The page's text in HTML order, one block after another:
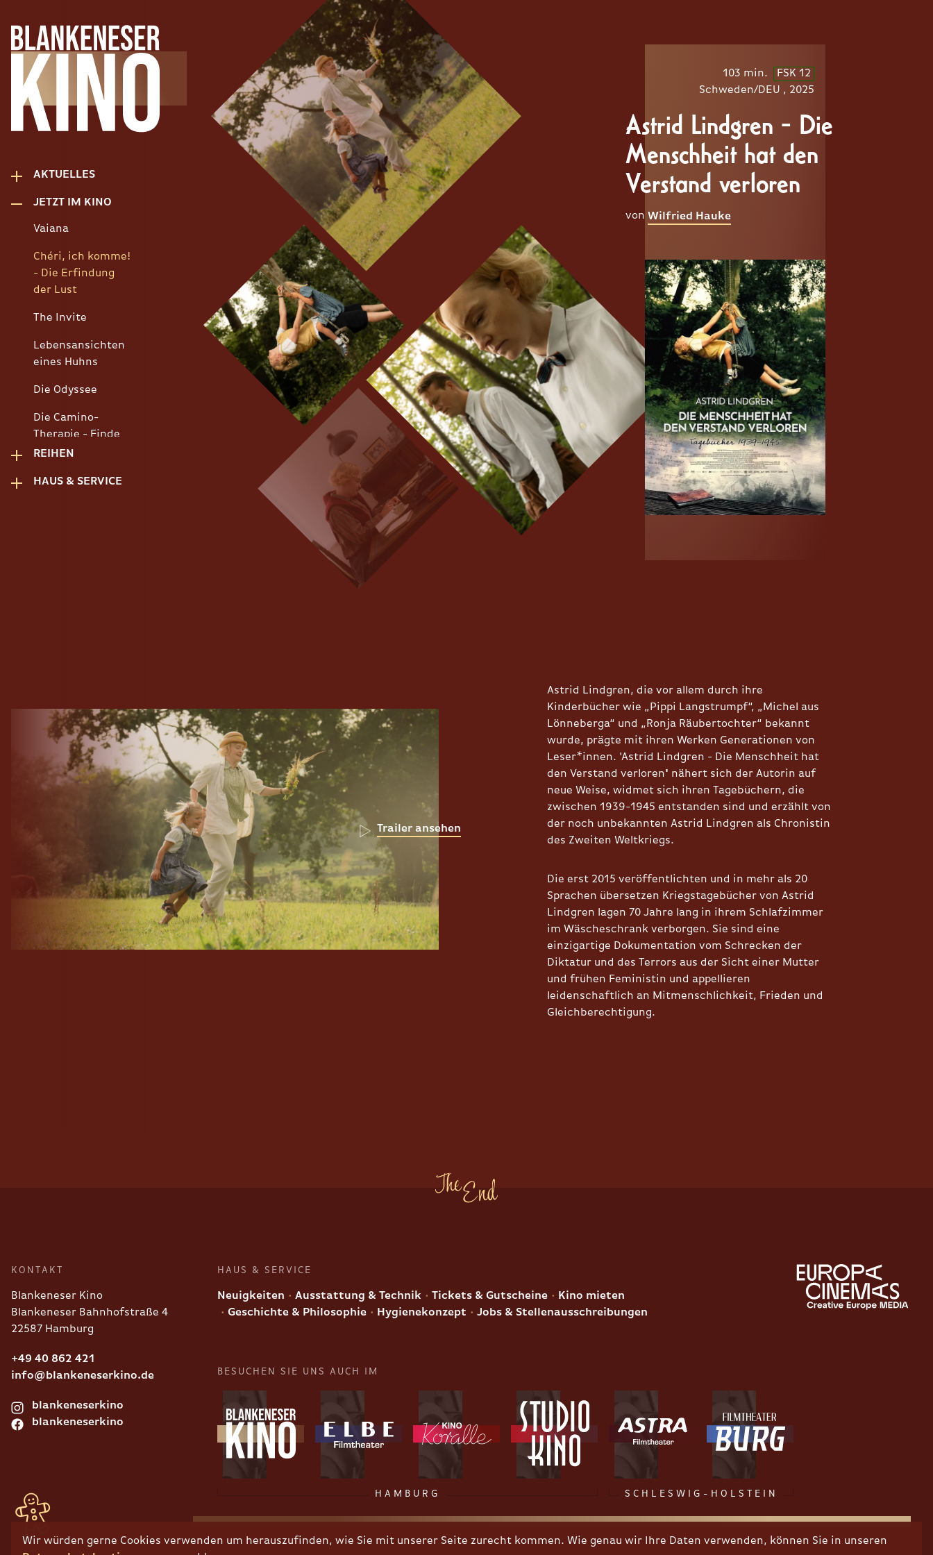
Wir würden gerne Cookies verwenden um herauszufinden, wie Sie mit unserer Seite zurecht kommen. Wie genau wir Ihre Daten verwenden, können Sie in unseren
AKTUELLES
JETZT IM KINO
Vaiana
Chéri, ich komme!
- Die Erfindung
der Lust
The Invite
Lebensansichten
eines Huhns
Die Odyssee
Die Camino-
Therapie - Finde
deinen Weg
Sneak Preview
REIHEN
HAUS & SERVICE
103 min.
FSK 12
Schweden/DEU , 2025
Astrid Lindgren - Die
Menschheit hat den
Verstand verloren
vonWilfried Hauke
Trailer ansehen
Astrid Lindgren, die vor allem durch ihre
Kinderbücher wie „Pippi Langstrumpf“, „Michel aus
Lönneberga“ und „Ronja Räubertochter“ bekannt
wurde, prägte mit ihren Werken Generationen von
Leser*innen. 'Astrid Lindgren - Die Menschheit hat
den Verstand verloren' nähert sich der Autorin auf
neue Weise, widmet sich ihren Tagebüchern, die
zwischen 1939-1945 entstanden sind und erzählt von
der noch unbekannten Astrid Lindgren als Chronistin
des Zweiten Weltkriegs.
Die erst 2015 veröffentlichten und in mehr als 20
Sprachen übersetzen Kriegstagebücher von Astrid
Lindgren lagen 70 Jahre lang in ihrem Schlafzimmer
im Wäscheschrank verborgen. Sie sind eine
einzigartige Dokumentation vom Schrecken der
Diktatur und des Terrors aus der Sicht einer Mutter
und frühen Feministin und appellieren
leidenschaftlich an Mitmenschlichkeit, Frieden und
Gleichberechtigung.
KONTAKT
Blankeneser Kino
Blankeneser Bahnhofstraße 4
22587 Hamburg
+49 40 862 421
info@blankeneserkino.de
blankeneserkino
blankeneserkino
HAUS & SERVICE
Neuigkeiten Ausstattung & Technik Tickets & Gutscheine
Kino mieten
Geschichte & Philosophie
Hygienekonzept Jobs & Stellenausschreibungen
BESUCHEN SIE UNS AUCH IM
HAMBURG SCHLESWIG-HOLSTEIN